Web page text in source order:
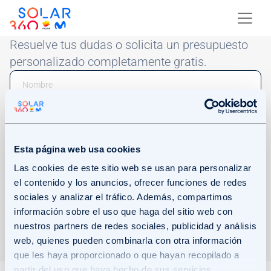
Esta página web usa cookies
Las cookies de este sitio web se usan para personalizar
el contenido y los anuncios, ofrecer funciones de redes
sociales y analizar el tráfico. Además, compartimos
información sobre el uso que haga del sitio web con
nuestros partners de redes sociales, publicidad y análisis
web, quienes pueden combinarla con otra información
que les haya proporcionado o que hayan recopilado a
Skip to main content
Image
Resuelve tus dudas o solicita un presupuesto
personalizado completamente gratis.
Email
Phone Number
Acepto recibir comunicaciones comerciales mediante el envío de
Haz clic en Más información para consultar cómo
trataremos tus datos. Más información.
ENVIAR